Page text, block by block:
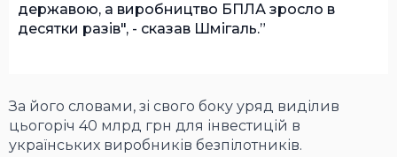
державою, а виробництво БПЛА зросло в
десятки разів", - сказав Шмігаль.
За його словами, зі свого боку уряд виділив
цьогоріч 40 млрд грн для інвестицій в
українських виробників безпілотників.